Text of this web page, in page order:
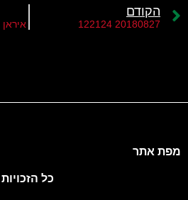
הקודם
20180827 122124
מפת אתר
כל